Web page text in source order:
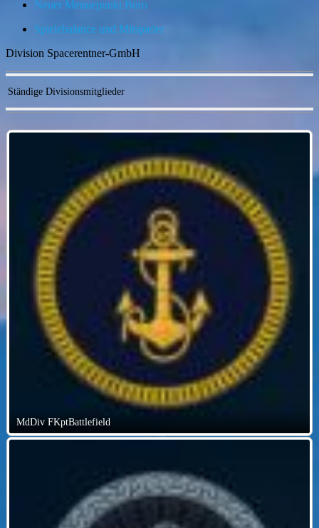
Neuer Menuepunkt Büro
Spielebalance und Mitspieler
Division Spacerentner-GmbH
Ständige Divisionsmitglieder
MdDiv FKptBattlefield